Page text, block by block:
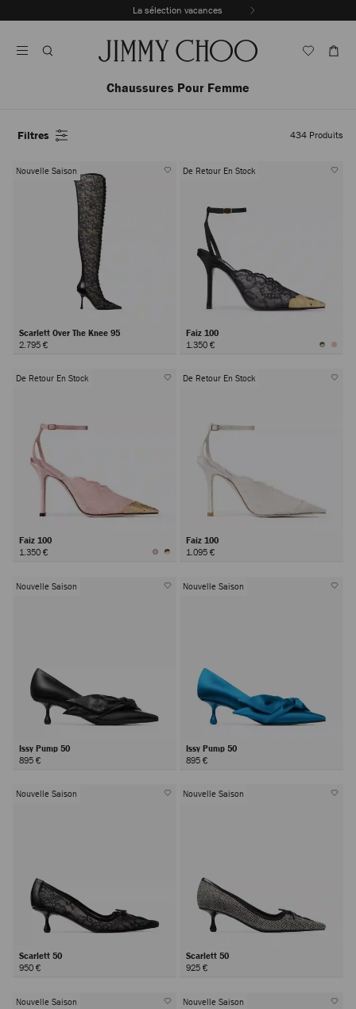
Au
La sélection vacances
lecture
Chaussures Pour Femme
Filtres 434 Produits
Nouvelle Saison
Scarlett Over The Knee 95
2.795 €
De Retour En Stock
Faiz 100
1.350 €
De Retour En Stock
Faiz 100
1.350 €
De Retour En Stock
Faiz 100
1.095 €
Nouvelle Saison
Issy Pump 50
895 €
Nouvelle Saison
Issy Pump 50
895 €
Nouvelle Saison
Scarlett 50
950 €
Nouvelle Saison
Scarlett 50
925 €
Nouvelle Saison Nouvelle Saison